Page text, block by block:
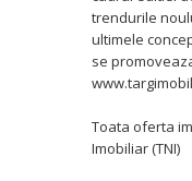
trendurile
ultimele
se
Toata oferta
Imobiliar (TNI)